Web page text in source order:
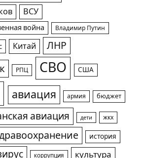
ВСУ
война Владимир Путин
Китай ЛНР
РПЦ СВО США
авиация армия бюджет
авиация дети жкх
история
коррупция
культура